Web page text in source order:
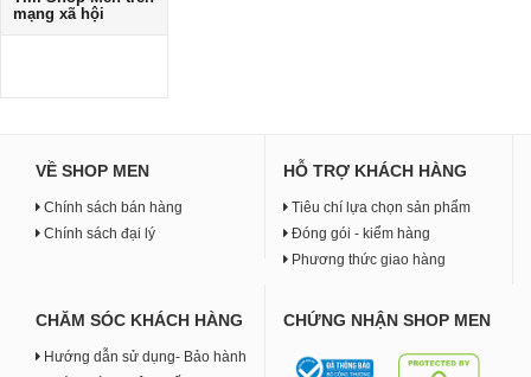
mạng xã hội
VỀ SHOP MEN
Chính sách bán hàng
Chính sách đại lý
HỖ TRỢ KHÁCH HÀNG
Tiêu chí lựa chọn sản phẩm
Đóng gói - kiểm hàng
Phương thức giao hàng
CHĂM SÓC KHÁCH HÀNG
Hướng dẫn sử dụng- Bảo hành
CHỨNG NHẬN SHOP MEN